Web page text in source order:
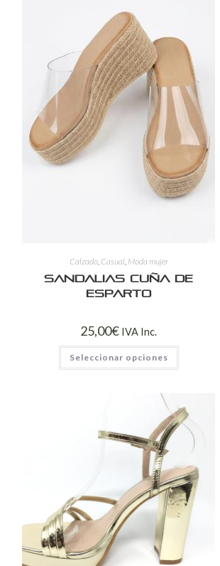
Calzado, Casual, Moda mujer
Sandalias Cuña de
Esparto
25,00€ IVA Inc.
Seleccionar opciones